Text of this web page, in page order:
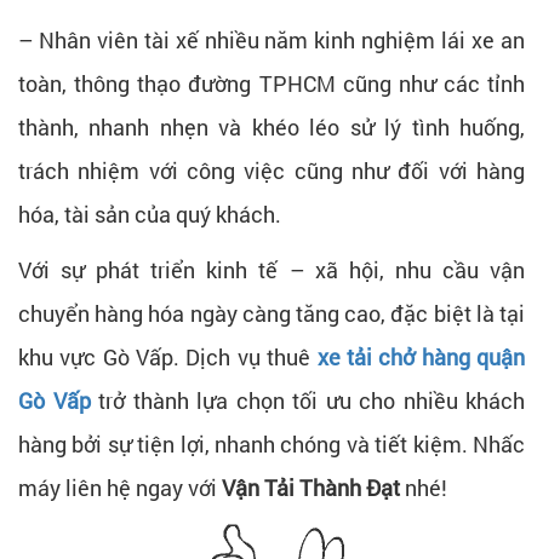
– Nhân viên tài xế nhiều năm kinh nghiệm lái xe an
toàn, thông thạo đường TPHCM cũng như các tỉnh
thành, nhanh nhẹn và khéo léo sử lý tình huống,
trách nhiệm với công việc cũng như đối với hàng
hóa, tài sản của quý khách.
Với sự phát triển kinh tế – xã hội, nhu cầu vận
chuyển hàng hóa ngày càng tăng cao, đặc biệt là tại
khu vực Gò Vấp. Dịch vụ thuê xe tải chở hàng quận
Gò Vấptrở thành lựa chọn tối ưu cho nhiều khách
hàng bởi sự tiện lợi, nhanh chóng và tiết kiệm. Nhấc
máy liên hệ ngay với Vận Tải Thành Đạt nhé!